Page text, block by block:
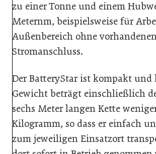
zu einer Tonne und einem
Meternm, beispielsweise für
Außenbereich ohne
Stromanschluss.
Der BatteryStar ist kompakt und
Gewicht beträgt einschließlich
sechs Meter langen Kette
Kilogramm, so dass er einfach
zum jeweiligen Einsatzort